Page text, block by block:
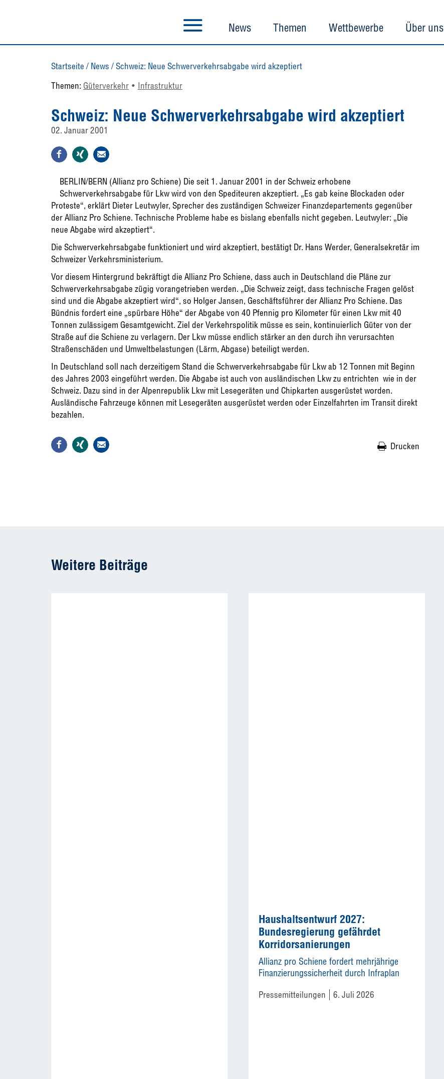
News Themen Wettbewerbe Über uns
Startseite / News /Schweiz: Neue Schwerverkehrsabgabe wird akzeptiert
Themen: Güterverkehr Infrastruktur
Schweiz: Neue Schwerverkehrsabgabe wird akzeptiert
02. Januar 2001
BERLIN/BERN (Allianz pro Schiene) Die seit 1. Januar 2001 in der Schweiz erhobene
Schwerverkehrsabgabe für Lkw wird von den Spediteuren akzeptiert. „Es gab keine Blockaden oder
Proteste“, erklärt Dieter Leutwyler, Sprecher des zuständigen Schweizer Finanzdepartements gegenüber
der Allianz Pro Schiene. Technische Probleme habe es bislang ebenfalls nicht gegeben. Leutwyler: „Die
neue Abgabe wird akzeptiert“.
Die Schwerverkehrsabgabe funktioniert und wird akzeptiert, bestätigt Dr. Hans Werder, Generalsekretär im
Schweizer Verkehrsministerium.
Vor diesem Hintergrund bekräftigt die Allianz Pro Schiene, dass auch in Deutschland die Pläne zur
Schwerverkehrsabgabe zügig vorangetrieben werden. „Die Schweiz zeigt, dass technische Fragen gelöst
sind und die Abgabe akzeptiert wird“, so Holger Jansen, Geschäftsführer der Allianz Pro Schiene. Das
Bündnis fordert eine „spürbare Höhe“ der Abgabe von 40 Pfennig pro Kilometer für einen Lkw mit 40
Tonnen zulässigem Gesamtgewicht. Ziel der Verkehrspolitik müsse es sein, kontinuierlich Güter von der
Straße auf die Schiene zu verlagern. Der Lkw müsse endlich stärker an den durch ihn verursachten
Straßenschäden und Umweltbelastungen (Lärm, Abgase) beteiligt werden.
In Deutschland soll nach derzeitigem Stand die Schwerverkehrsabgabe für Lkw ab 12 Tonnen mit Beginn
des Jahres 2003 eingeführt werden. Die Abgabe ist auch von ausländischen Lkw zu entrichten  wie in der
Schweiz. Dazu sind in der Alpenrepublik Lkw mit Lesegeräten und Chipkarten ausgerüstet worden.
Ausländische Fahrzeuge können mit Lesegeräten ausgerüstet werden oder Einzelfahrten im Transit direkt
bezahlen.
Drucken
Weitere Beiträge
Haushaltsentwurf 2027:
Bundesregierung gefährdet
Korridorsanierungen
Allianz pro Schiene fordert mehrjährige
Finanzierungssicherheit durch Infraplan
Pressemitteilungen 6. Juli 2026